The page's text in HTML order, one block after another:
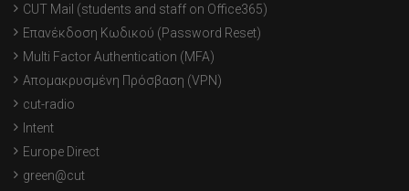
CUT Mail (students and staff on Office365)
Επανέκδοση Κωδικού (Password Reset)
Multi Factor Authentication (MFA)
Απομακρυσμένη Πρόσβαση (VPN)
cut-radio
Intent
Europe Direct
green@cut